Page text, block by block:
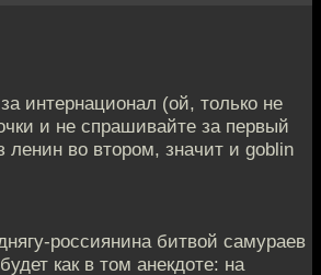
интернационал (ой, только не
и не спрашивайте за первый
ленин во втором, значит и goblin
россиянина битвой самураев
как в том анекдоте: на